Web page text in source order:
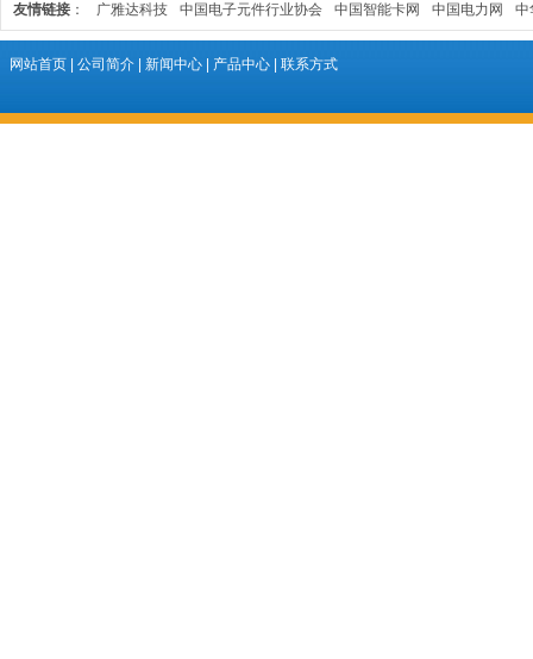
友情链接 ： 广雅达科技 中国电子元件行业协会 中国智能卡网 中国电力网 中
网站首页 公司简介 新闻中心 产品中心 联系方式